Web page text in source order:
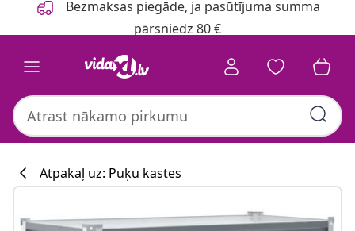
Bezmaksas piegāde, ja pasūtījuma summa
pārsniedz 80 €
Atpakaļ uz: Puķu kastes